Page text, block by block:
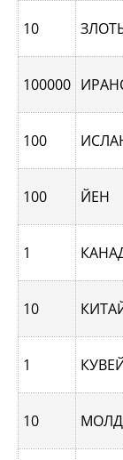
10
100000
100
100 ЙЕН
1
10
1
10